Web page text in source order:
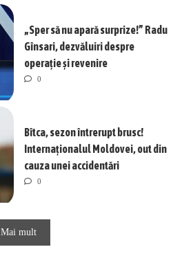
„Sper să nu apară surprize!” Radu
Gînsari, dezvăluiri despre
operație și revenire
0
Bîtca, sezon întrerupt brusc!
Internaționalul Moldovei, out din
cauza unei accidentări
0
Mai mult